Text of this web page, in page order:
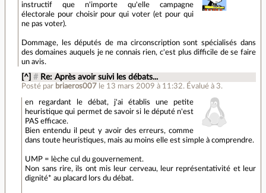
instructif que n'importe qu'elle campagne
électorale pour choisir pour qui voter (et pour qui
ne pas voter).
Dommage, les députés de ma circonscription sont spécialisés dans
des domaines auquels je ne connais rien, c'est plus difficile de se faire
un avis.
[^] # Re: Après avoir suivi les débats...
Posté par briaeros007 le 13 mars 2009 à 11:32. Évalué à 3.
en regardant le débat, j'ai établis une petite
heuristique qui permet de savoir si le député n'est
PAS efficace.
Bien entendu il peut y avoir des erreurs, comme
dans toute heuristiques, mais au moins elle est simple à comprendre.
UMP = lèche cul du gouvernement.
Non sans rire, ils ont mis leur cerveau, leur représentativité et leur
dignité* au placard lors du débat.